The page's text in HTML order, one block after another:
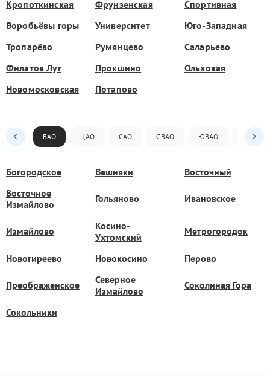
Кропоткинская Фрунзенская
Спортивная
Воробьёвы горы
Университет
Юго-Западная
Тропарёво
Румянцево
Саларьево
Филатов Луг
Прокшино
Ольховая
Новомосковская
Потапово
ВАО ЦАО САО СВАО ЮВАО ЮАО
Богородское Вешняки
Восточный
Восточное
Измайлово
Гольяново Ивановское
Измайлово
Косино-
Ухтомский
Метрогородок
Новогиреево Новокосино Перово
Преображенское
Северное
Измайлово
Соколиная Гора
Сокольники